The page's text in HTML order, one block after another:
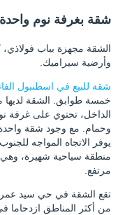
شقة بغرفة نوم
الشقة مجهزة بباب
وأرضية سيراميك.
شقة للبيع في اسطنبول
الداخل، تحتوي على
وحمام. مع وجود شقة
يوفر الاتجاه المواجه
مرتفع.
تقع الشقة في حي سيد
من أكثر المناطق ازدحاما